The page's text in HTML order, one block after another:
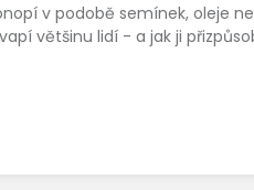
v podobě semínek, oleje
většinu lidí - a jak ji